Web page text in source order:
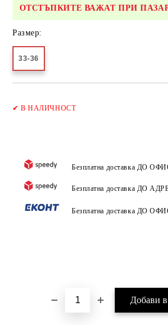
ОТСТЪПКИТЕ ВАЖАТ ПРИ
Размер:
33-36
✔В НАЛИЧНОСТ
Безплатна доставка ДО
Безплатна доставка ДО
Безплатна доставка ДО